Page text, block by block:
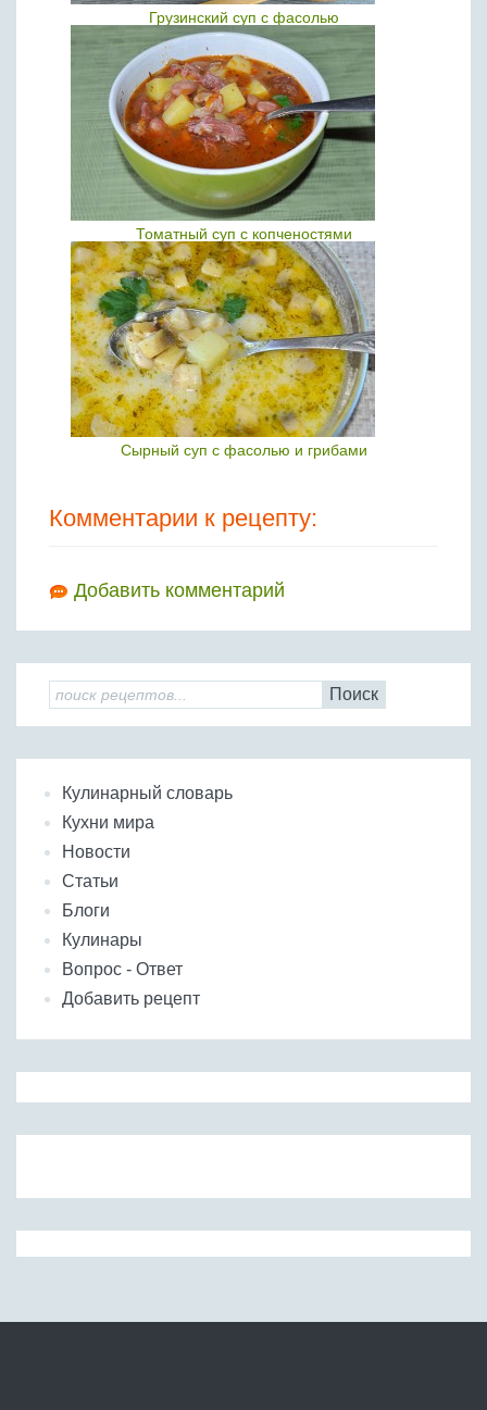
Грузинский суп с фасолью
Томатный суп с копченостями
Сырный суп с фасолью и грибами
Комментарии к рецепту:
Добавить комментарий
Поиск
Кулинарный словарь
Кухни мира
Новости
Статьи
Блоги
Кулинары
Вопрос - Ответ
Добавить рецепт